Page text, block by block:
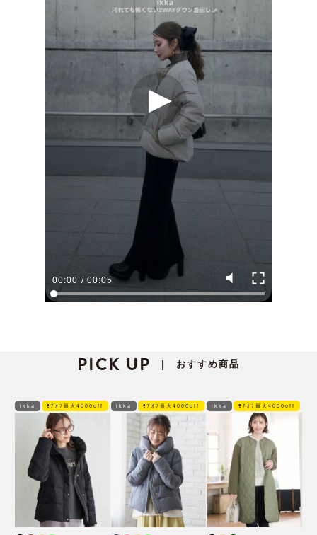
00:00 / 00:05
PICK UP | おすすめ商品
ikka ﾓｱｵﾌ最大4000off ikka ﾓｱｵﾌ最大4000off ikka ﾓｱｵﾌ最大4000off